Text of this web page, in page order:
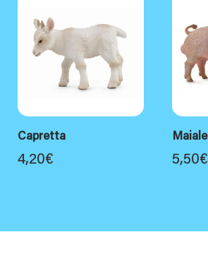
Capretta
4,20€
Maiale
5,50€